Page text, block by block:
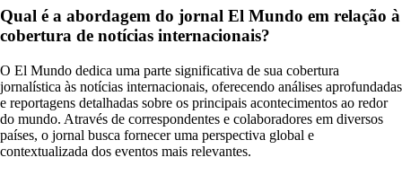
Qual é a abordagem do jornal El Mundo em relação à
cobertura de notícias internacionais?
O El Mundo dedica uma parte significativa de sua cobertura
jornalística às notícias internacionais, oferecendo análises aprofundadas
e reportagens detalhadas sobre os principais acontecimentos ao redor
do mundo. Através de correspondentes e colaboradores em diversos
países, o jornal busca fornecer uma perspectiva global e
contextualizada dos eventos mais relevantes.